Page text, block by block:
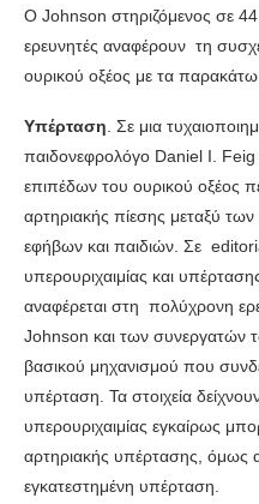
Ο Johnson στηριζόμενος σε
ερευνητές αναφέρουν τη
ουρικού οξέος με τα
Υπέρταση. Σε μια
παιδονεφρολόγο Daniel Ι.
επιπέδων του ουρικού οξέος
αρτηριακής πίεσης μεταξύ
εφήβων και παιδιών. Σε
υπερουριχαιμίας και
αναφέρεται στη πολύχρονη
Johnson και των συνεργατών
βασικού μηχανισμού που
υπέρταση. Τα στοιχεία
υπερουριχαιμίας εγκαίρως
αρτηριακής υπέρτασης, όμως
εγκατεστημένη υπέρταση.